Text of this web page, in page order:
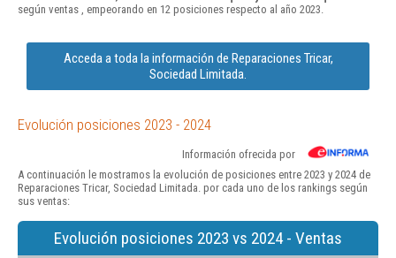
según ventas , empeorando en 12 posiciones respecto al año 2023.
Acceda a toda la información de Reparaciones Tricar,
Sociedad Limitada.
Evolución posiciones 2023 - 2024
Información ofrecida por
A continuación le mostramos la evolución de posiciones entre 2023 y 2024 de
Reparaciones Tricar, Sociedad Limitada. por cada uno de los rankings según
sus ventas:
Evolución posiciones 2023 vs 2024 - Ventas